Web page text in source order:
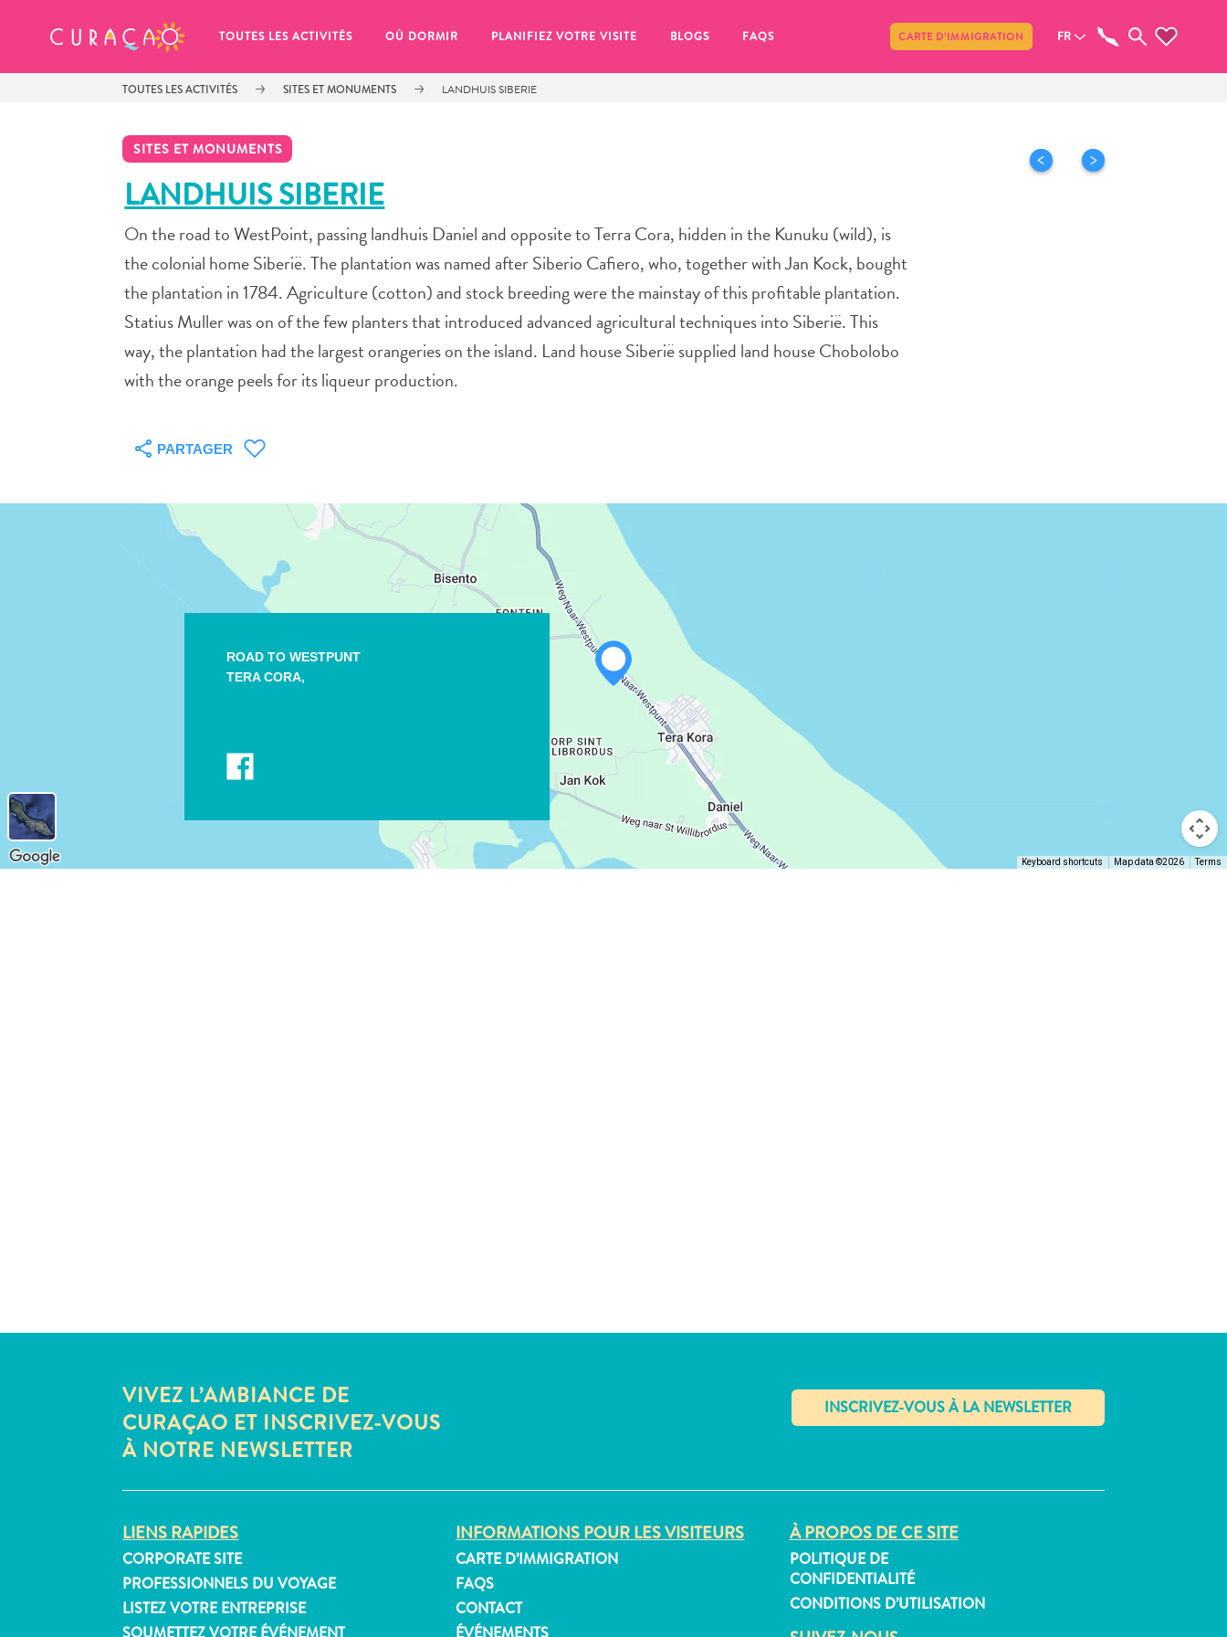
TOUTES LES ACTIVITÉS OÙ DORMIR PLANIFIEZ VOTRE VISITE BLOGS FAQS CARTE D’IMMIGRATION FR
TOUTES LES ACTIVITÉS SITES ET MONUMENTS LANDHUIS SIBERIE
SITES ET MONUMENTS
LANDHUIS SIBERIE
On the road to WestPoint, passing landhuis Daniel and opposite to Terra Cora, hidden in the Kunuku (wild), is
the colonial home Siberië. The plantation was named after Siberio Cafiero, who, together with Jan Kock, bought
the plantation in 1784. Agriculture (cotton) and stock breeding were the mainstay of this profitable plantation.
Statius Muller was on of the few planters that introduced advanced agricultural techniques into Siberië. This
way, the plantation had the largest orangeries on the island. Land house Siberië supplied land house Chobolobo
with the orange peels for its liqueur production.
PARTAGER
WHATSAPP
FACEBOOK
ROAD TO WESTPUNT
TERA CORA,
Keyboard shortcuts Map data ©2026 Terms
VIVEZ L’AMBIANCE DE
CURAÇAO ET INSCRIVEZ-VOUS
À NOTRE NEWSLETTER
✕
LIENS RAPIDES
CORPORATE SITE
PROFESSIONNELS DU VOYAGE
LISTEZ VOTRE ENTREPRISE
INFORMATIONS POUR LES VISITEURS
CARTE D’IMMIGRATION
FAQS
CONTACT
À PROPOS DE CE SITE
POLITIQUE DE
CONFIDENTIALITÉ
CONDITIONS D’UTILISATION
MES FAVORIS Partager
It looks like you haven’t saved any